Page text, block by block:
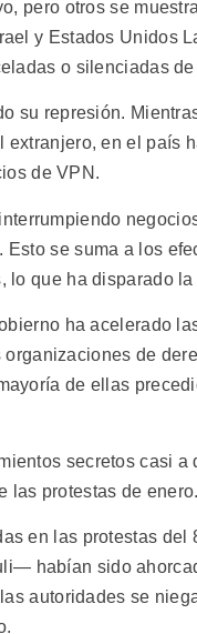
pero otros se
y Estados Unidos
o silenciadas
su represión.
en el país
de VPN.
se suma a los
que ha disparado
ha acelerado
de
de ellas
secretos casi a
las protestas de enero.
en las protestas
habían sido
autoridades se